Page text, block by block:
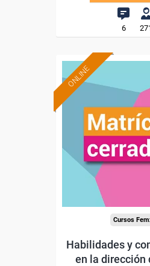
6
ONLINE
Cursos
Habilidades y
en la dirección